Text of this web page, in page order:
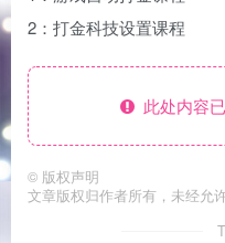
2：打金科技设置课程
此处内容
© 版权声明
文章版权归作者所有，未经允